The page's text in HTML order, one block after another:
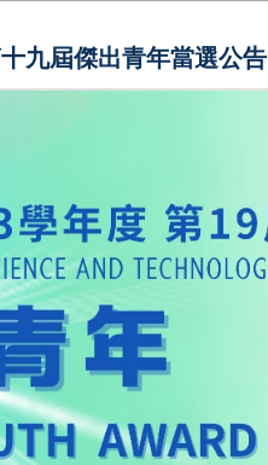
九屆傑出青年當選公告